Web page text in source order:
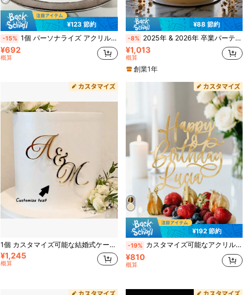
¥123 節約
-15% 1個 パーソナライズ アクリル トッパー デコレーション、レーザーカット カスタマイズ可能な名前、ケーキデコレーション、誕生日パーティー用品、ゴールド/ローズゴールドデコレーション、母の日ギフト、グリッターケーキトッパー
¥692
概算
¥88 節約
-8% 2025年 & 2026年 卒業パーティーケーキデコレーション、卒業おめでとう装飾、卒業パーティー、2026年 卒業ケーキデコレーション - おめでとう、[年]卒業ケーキデコレーション、大学卒業祝賀パーティーケーキデコレーション、女性卒業生ケーキデコレーション、男性卒業生ケーキデコレーション、高校/大学卒業パーティーケーキデコレーション
¥1,013
概算
創業1年
1個 カスタマイズ可能な結婚式ケーキトッパー、エレガントな文字ケーキトッパー、カップルの頭文字ケーキプレート、パーソナライズされたミラーゴールドアクリルケーキデコレーション、結婚式ケーキの装飾、婚約、記念日、ブランチ
¥1,245
概算
¥192 節約
-19% カスタマイズ可能なアクリル製誕生日ケーキトッパー、パーソナライズされたフォント装飾プレート、ゴールドまたはシルバーのカスタマイズ可能なネームプレート、カスタマイズ可能な結婚式と記念日のケーキトッパー、カップルケーキデコレーション、モノグラム入り
¥810
概算